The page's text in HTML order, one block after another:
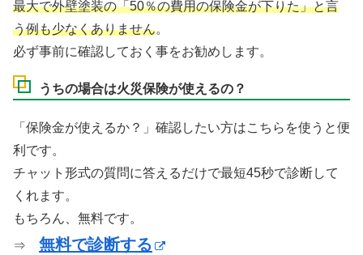
最大で外壁塗装の「50％の費用の保険金が下りた」と言
う例も少なくありません。
必ず事前に確認しておく事をお勧めします。
うちの場合は火災保険が使えるの？
「保険金が使えるか？」確認したい方はこちらを使うと便
利です。
チャット形式の質問に答えるだけで最短45秒で診断して
くれます。
もちろん、無料です。
⇒ 無料で診断する